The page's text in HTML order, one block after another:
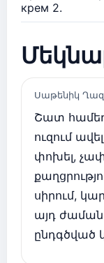
крем 2.
Սաթենիկ
Շատ
ուզում
փոխել,
սիրում,
այդ
ընդգծված